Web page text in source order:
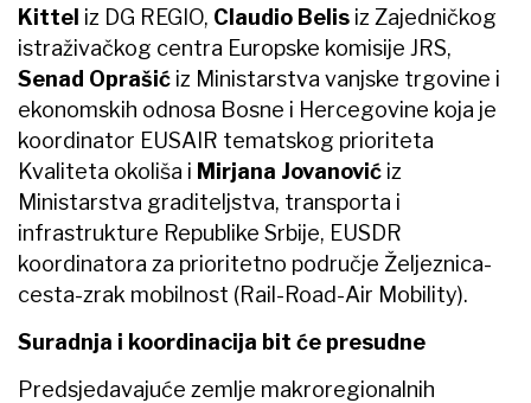
Kittel iz DG REGIO, Claudio Belis iz Zajedničkog
istraživačkog centra Europske komisije JRS,
Senad Oprašić iz Ministarstva vanjske trgovine i
ekonomskih odnosa Bosne i Hercegovine koja je
koordinator EUSAIR tematskog prioriteta
Kvaliteta okoliša i Mirjana Jovanović iz
Ministarstva graditeljstva, transporta i
infrastrukture Republike Srbije, EUSDR
koordinatora za prioritetno područje Željeznica-
cesta-zrak mobilnost (Rail-Road-Air Mobility).
Suradnja i koordinacija bit će presudne
Predsjedavajuće zemlje makroregionalnih